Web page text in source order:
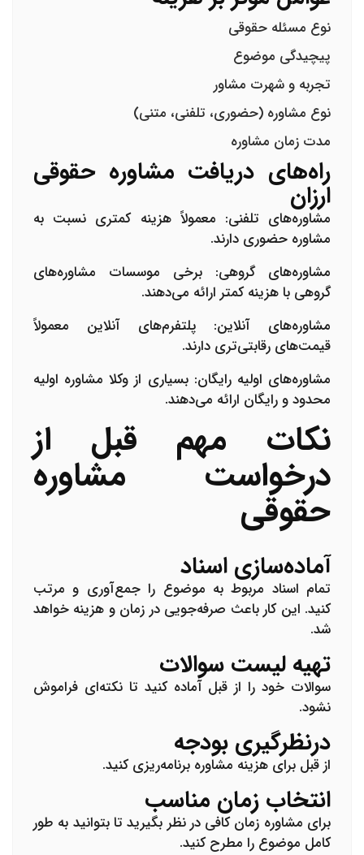
نوع مسئله حقوقی
پیچیدگی موضوع
تجربه و شهرت مشاور
نوع مشاوره (حضوری، تلفنی، متنی)
مدت زمان مشاوره
راه‌های دریافت مشاوره حقوقی
ارزان
مشاوره‌های تلفنی: معمولاً هزینه کمتری نسبت به
مشاوره حضوری دارند.
مشاوره‌های گروهی: برخی موسسات مشاوره‌های
گروهی با هزینه کمتر ارائه می‌دهند.
مشاوره‌های آنلاین: پلتفرم‌های آنلاین معمولاً
قیمت‌های رقابتی‌تری دارند.
مشاوره‌های اولیه رایگان: بسیاری از وکلا مشاوره اولیه
محدود و رایگان ارائه می‌دهند.
نکات مهم قبل از
درخواست مشاوره
حقوقی
آماده‌سازی اسناد
تمام اسناد مربوط به موضوع را جمع‌آوری و مرتب
کنید. این کار باعث صرفه‌جویی در زمان و هزینه خواهد
شد.
تهیه لیست سوالات
سوالات خود را از قبل آماده کنید تا نکته‌ای فراموش
نشود.
درنظرگیری بودجه
از قبل برای هزینه مشاوره برنامه‌ریزی کنید.
انتخاب زمان مناسب
برای مشاوره زمان کافی در نظر بگیرید تا بتوانید به طور
کامل موضوع را مطرح کنید.